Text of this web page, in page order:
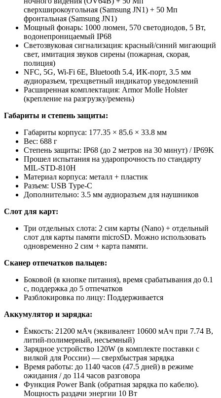
сверхширокоугольная (Samsung JN1) + 50 Мп
фронтальная (Samsung JN1)
Мощный фонарь: 1000 люмен, 570 светодиодов, 5 Вт,
водонепроницаемый IP68
Светозвуковая сигнализация: красный/синий мигающий
свет, имитация звуков сирены (пожарная, скорая,
полиция)
NFC, 5G, Wi-Fi 6E, Bluetooth 5.4, ИК-порт, 3.5 мм
аудиоразъем, трехцветный индикатор уведомлений
Расширенная комплектация: Armor Molle Holster
(крепление на разгрузку/ремень)
Габариты и степень защиты:
Габариты корпуса: 177.35 × 85.6 × 33.8 мм
Вес: 688 г
Степень защиты: IP68 (до 2 метров на 30 минут) / IP69K
Прошел испытания на ударопрочность по стандарту
MIL-STD-810H
Материал корпуса: металл + пластик
Разъем: USB Type-C
Дополнительно: 3.5 мм аудиоразъем для наушников
Слот для карт:
Три отдельных слота: 2 сим карты (Nano) + отдельный
слот для карты памяти microSD. Можно использовать
одновременно 2 сим + карта памяти.
Сканер отпечатков пальцев:
Боковой (в кнопке питания), время срабатывания до 0.1
с, поддержка до 5 отпечатков
Разблокировка по лицу: Поддерживается
Аккумулятор и зарядка:
Ёмкость: 21200 мАч (эквивалент 10600 мАч при 7.74 В,
литий-полимерный, несъемный)
Зарядное устройство 120W (в комплекте поставки с
вилкой для России) — сверхбыстрая зарядка
Время работы: до 1140 часов (47.5 дней) в режиме
ожидания / до 114 часов разговора
Функция Power Bank (обратная зарядка по кабелю).
Мощность раздачи энергии 10 Вт